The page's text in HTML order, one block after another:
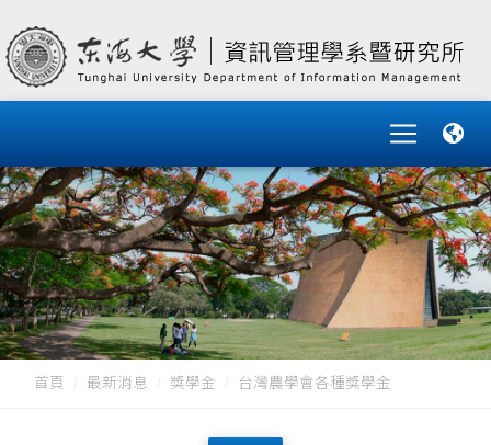
首頁 最新消息 獎學金 台灣農學會各種獎學金